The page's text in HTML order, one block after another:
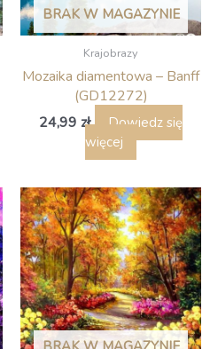
BRAK W MAGAZYNIE
Krajobrazy
Mozaika diamentowa – Banff
(GD12272)
24,99 zł
Dowiedz się
więcej